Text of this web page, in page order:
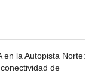
en la Autopista Norte:
de